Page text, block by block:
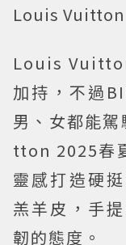
Louis Vuitton
Louis
加持，不過
男、女都能
tton 2025春
靈感打造硬
羔羊皮，手
韌的態度。